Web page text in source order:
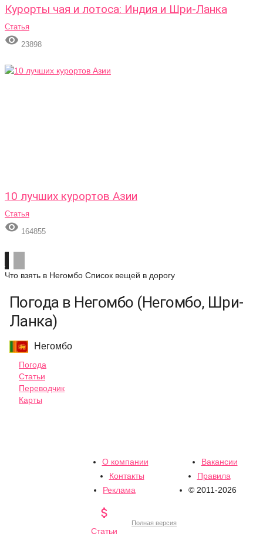
Курорты чая и лотоса: Индия и Шри-Ланка
Статья
 23898
10 лучших курортов Азии
Статья
 164855
Что взять в Негомбо Список вещей в дорогу
Погода в Негомбо (Негомбо, Шри-
Ланка)
Негомбо
Погода
Статьи
Переводчик
Карты
О компании
Вакансии
Контакты
Правила
Реклама
© 2011-2026

Статьи
Полная версия